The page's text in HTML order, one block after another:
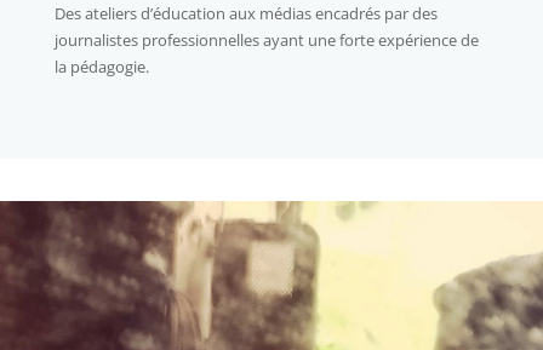
Des ateliers d’éducation aux médias encadrés par des
journalistes professionnelles ayant une forte expérience de
la pédagogie.